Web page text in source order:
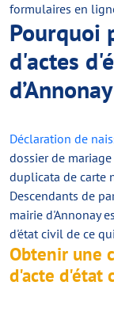
formulaires en
Pourquoi
d'actes
Déclaration de
dossier de
duplicata de carte
Descendants de
mairie d'Annonay
d'état civil de ce
Obtenir une
d'acte d'état